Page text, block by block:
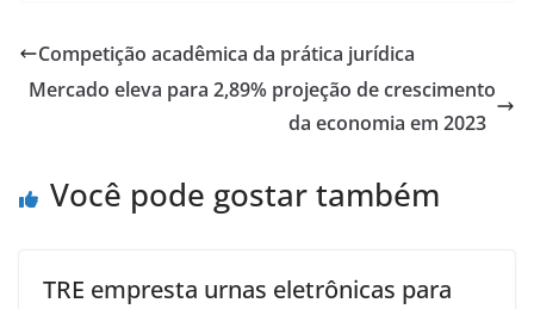
Competição acadêmica da prática jurídica
Mercado eleva para 2,89% projeção de crescimento
da economia em 2023
Você pode gostar também
TRE empresta urnas eletrônicas para